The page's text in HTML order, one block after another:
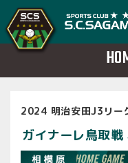
2024 明治安田J3リー
ガイナーレ鳥取